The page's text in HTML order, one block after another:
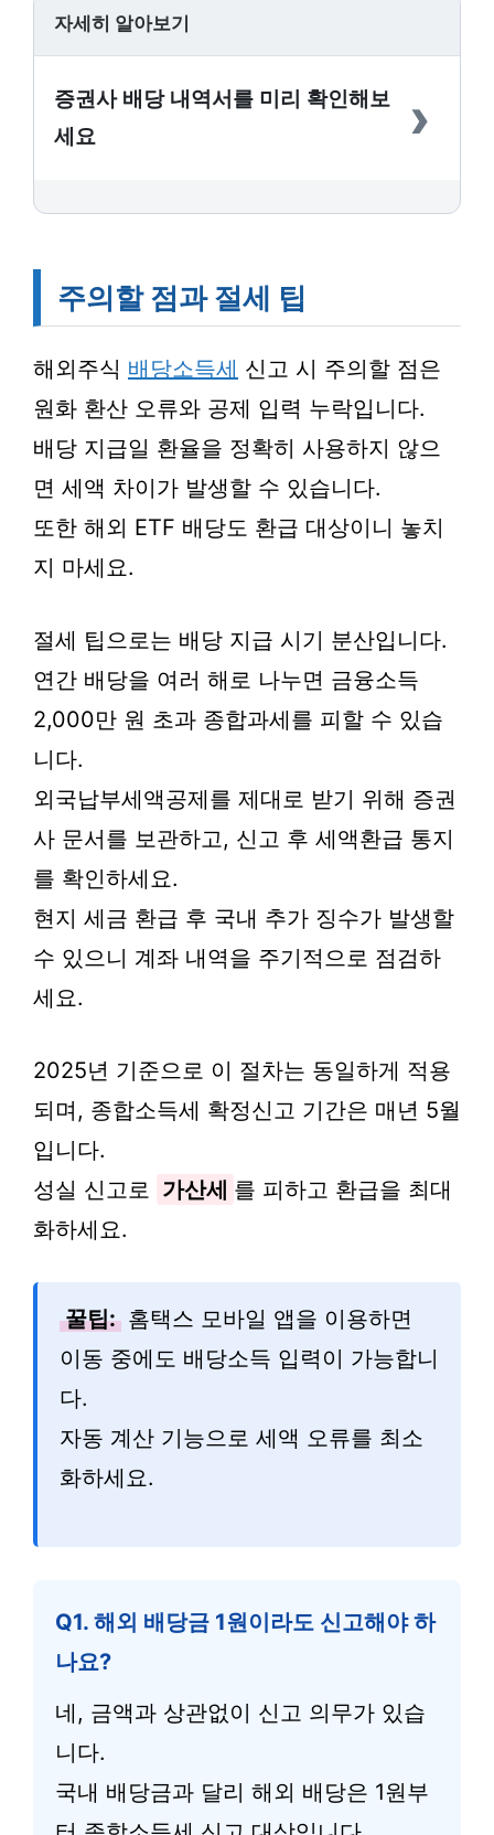
자세히 알아보기
증권사 배당 내역서를 미리 확인해보
세요
›
주의할 점과 절세 팁
해외주식 배당소득세 신고 시 주의할 점은
원화 환산 오류와 공제 입력 누락입니다.
배당 지급일 환율을 정확히 사용하지 않으
면 세액 차이가 발생할 수 있습니다.
또한 해외 ETF 배당도 환급 대상이니 놓치
지 마세요.
절세 팁으로는 배당 지급 시기 분산입니다.
연간 배당을 여러 해로 나누면 금융소득
2,000만 원 초과 종합과세를 피할 수 있습
니다.
외국납부세액공제를 제대로 받기 위해 증권
사 문서를 보관하고, 신고 후 세액환급 통지
를 확인하세요.
현지 세금 환급 후 국내 추가 징수가 발생할
수 있으니 계좌 내역을 주기적으로 점검하
세요.
2025년 기준으로 이 절차는 동일하게 적용
되며, 종합소득세 확정신고 기간은 매년 5월
입니다.
성실 신고로 가산세 를 피하고 환급을 최대
화하세요.
꿀팁: 홈택스 모바일 앱을 이용하면
이동 중에도 배당소득 입력이 가능합니
다.
자동 계산 기능으로 세액 오류를 최소
화하세요.
Q1. 해외 배당금 1원이라도 신고해야 하
나요?
네, 금액과 상관없이 신고 의무가 있습
니다.
국내 배당금과 달리 해외 배당은 1원부